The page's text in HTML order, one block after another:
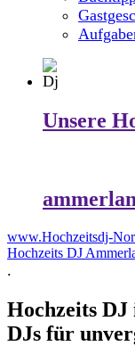
Unsere
www.Hochzeitsdj-
Hochzeits DJ
.
Hochzeits
DJs für